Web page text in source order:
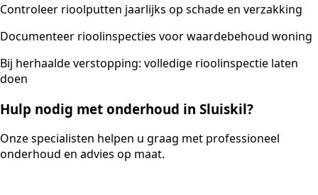
Controleer rioolputten jaarlijks op schade en verzakking
Documenteer rioolinspecties voor waardebehoud woning
Bij herhaalde verstopping: volledige rioolinspectie laten
doen
Hulp nodig met onderhoud in Sluiskil?
Onze specialisten helpen u graag met professioneel
onderhoud en advies op maat.